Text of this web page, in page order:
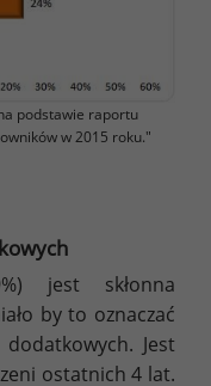
podstawie raportu
w 2015 roku."
jest skłonna
by to oznaczać
Jest
ostatnich 4 lat.